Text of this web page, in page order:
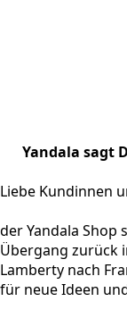
Yandala sagt
Liebe Kundinnen
der Yandala Shop
Übergang zurück
Lamberty nach
für neue Ideen